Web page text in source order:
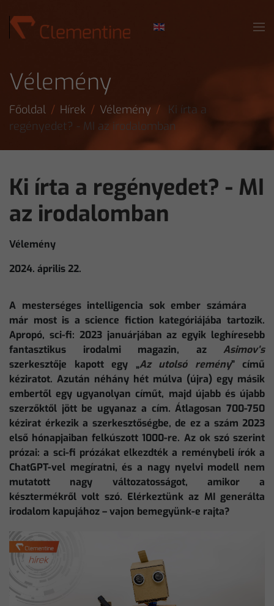
Skip to main content
Vélemény
Főoldal Hírek Vélemény
Ki írta a
regényedet? - MI az irodalomban
Ki írta a regényedet? - MI
az irodalomban
Vélemény
2024. április 22.
A mesterséges intelligencia sok ember számára
már most is a science fiction kategóriájába tartozik.
Apropó, sci-fi: 2023 januárjában az egyik leghíresebb
fantasztikus irodalmi magazin, az Asimov’s
szerkesztője kapott egy „Az utolsó remény” című
kéziratot. Azután néhány hét múlva (újra) egy másik
embertől egy ugyanolyan címűt, majd újabb és újabb
szerzőktől jött be ugyanaz a cím. Átlagosan 700-750
kézirat érkezik a szerkesztőségbe, de ez a szám 2023
első hónapjaiban felkúszott 1000-re. Az ok szó szerint
prózai: a sci-fi prózákat elkezdték a reménybeli írók a
ChatGPT-vel megíratni, és a nagy nyelvi modell nem
mutatott nagy változatosságot, amikor a
késztermékről volt szó. Elérkeztünk az MI generálta
irodalom kapujához – vajon bemegyünk-e rajta?